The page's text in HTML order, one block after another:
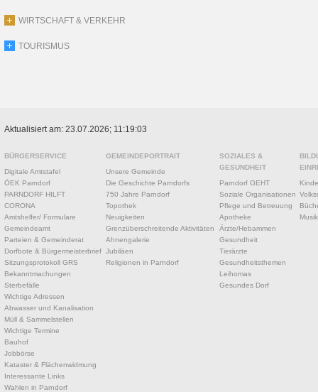
WIRTSCHAFT & VERKEHR
TOURISMUS
Aktualisiert am: 23.07.2026; 11:19:03
BÜRGERSERVICE
Digitale Amtstafel
ÖEK Parndorf
PARNDORF HILFT
CORONA
Amtshelfer/ Formulare
Gemeindeamt
Parteien & Gemeinderat
Dorfbote & Bürgermeisterbrief
Sitzungsprotokoll GRS
Bekanntmachungen
Sterbefälle
Wichtige Adressen
Abwasser und Kanalisation
Müll & Sammelstellen
Wichtige Termine
Bauhof
Jobbörse
Kataster & Flächenwidmung
Interessante Links
Wahlen in Parndorf
GEMEINDEPORTRAIT
Unsere Gemeinde
Die Geschichte Parndorfs
750 Jahre Parndorf
Topothek
Neuigkeiten
Grenzüberschreitende Aktivitäten
Ahnengalerie
Jubiläen
Religionen in Parndorf
SOZIALES &
GESUNDHEIT
Parndorf GEHT
Soziale Organisationen
Pflege und Betreuung
Apotheke
Ärzte/Hebammen
Gesundheit
Tierärzte
Gesundheitsthemen
Leihomas
Gesundes Dorf